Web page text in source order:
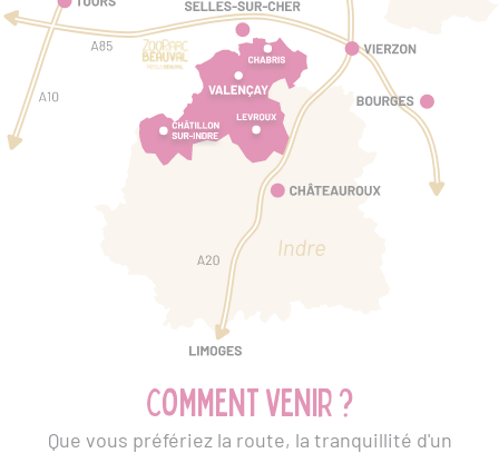
Comment venir ?
Que vous préfériez la route, la tranquillité d'un